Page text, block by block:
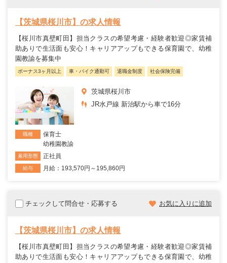
【茨城県桜川市】の求人情報
【桜川市真壁町田】担当クラスの希望考慮・経験者歓迎◎家賃補
助ありで生活面も安心！キャリアアップもできる保育園で、幼稚
園教諭を募集中
ボーナス3ヶ月以上 車・バイク通勤可 退職金制度 社会保険完備
茨城県桜川市
JR水戸線 新治駅から車で16分
職種
保育士
幼稚園教諭
雇用形態 正社員
給与 月給：193,570円～195,860円
チェックして問合せ・応募する お気に入りに追加
【茨城県桜川市】の求人情報
【桜川市真壁町田】担当クラスの希望考慮・経験者歓迎◎家賃補
助ありで生活面も安心！キャリアアップもできる保育園で、幼稚